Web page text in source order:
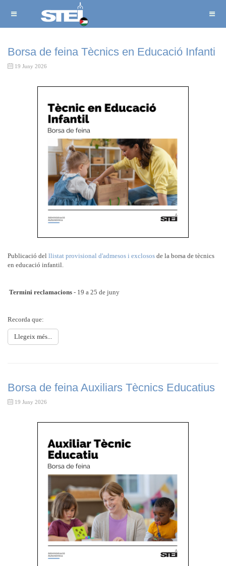
Borsa de feina Tècnics en Educació Infanti
19 Juny 2026
Publicació del llistat provisional d'admesos i exclosos de la borsa de tècnics
en educació infantil.
Termini reclamacions - 19 a 25 de juny
Recorda que:
Llegeix més...
Borsa de feina Auxiliars Tècnics Educatius
19 Juny 2026